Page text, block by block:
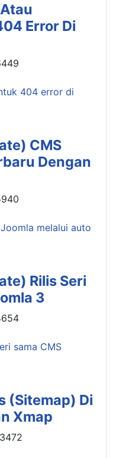
Error Di
CMS
Dengan
Rilis Seri
3
(Sitemap) Di
Xmap